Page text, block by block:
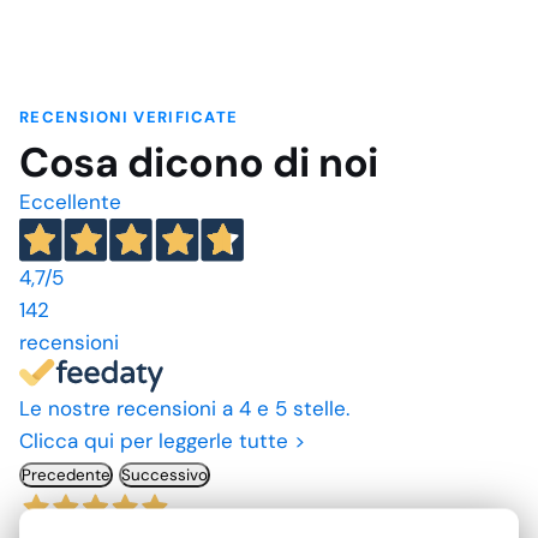
RECENSIONI VERIFICATE
Cosa dicono di noi
Eccellente
4,7/5
142
recensioni
Le nostre recensioni a 4 e 5 stelle.
Clicca qui per leggerle tutte >
Precedente Successivo